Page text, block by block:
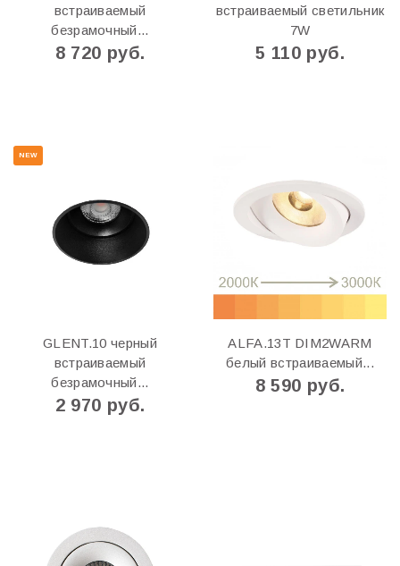
встраиваемый
безрамочный...
8 720 руб.
встраиваемый светильник
7W
5 110 руб.
NEW
GLENT.10 черный
встраиваемый
безрамочный...
2 970 руб.
ALFA.13T DIM2WARM
белый встраиваемый...
8 590 руб.